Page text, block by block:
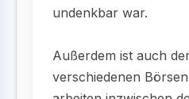
undenkbar war.
Außerdem ist auch
verschiedenen